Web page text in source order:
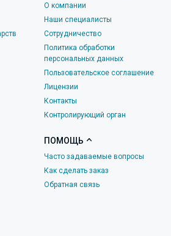
О компании
Наши специалисты
Сотрудничество
Политика обработки
персональных данных
Пользовательское соглашение
Лицензии
Контакты
Контролирующий орган
ПОМОЩЬ
Часто задаваемые вопросы
Как сделать заказ
Обратная связь